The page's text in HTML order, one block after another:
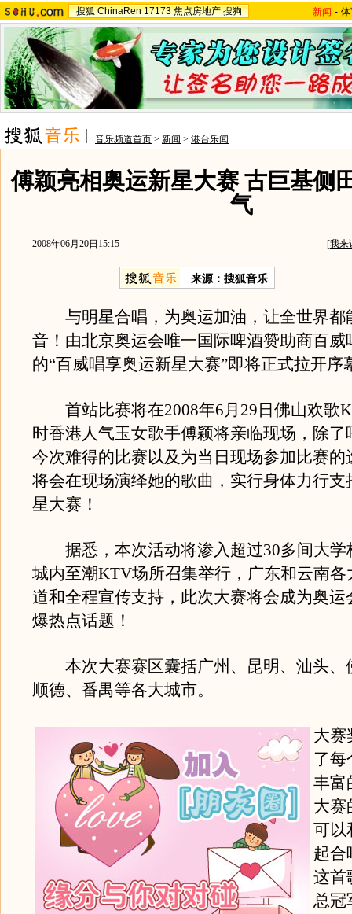
搜狐 ChinaRen 17173 焦点房地产 搜狗 新闻 -
音乐频道首页 > 新闻 > 港台乐闻
傅颖亮相奥运新星大赛 古巨基侧
气
2008年06月20日15:15 [我来
来源：搜狐音乐
与明星合唱，为奥运加油，让全世界都
音！由北京奥运会唯一国际啤酒赞助商百威
的“百威唱享奥运新星大赛”即将正式拉开序
首站比赛将在2008年6月29日佛山欢歌
时香港人气玉女歌手傅颖将亲临现场，除了
今次难得的比赛以及为当日现场参加比赛的
将会在现场演绎她的歌曲，实行身体力行支
星大赛！
据悉，本次活动将渗入超过30多间大学
城内至潮KTV场所召集举行，广东和云南各
道和全程宣传支持，此次大赛将会成为奥运
爆热点话题！
本次大赛赛区囊括广州、昆明、汕头、
顺德、番禺等各大城市。
大赛
了每
丰富
大赛
可以
起合
这首
总冠